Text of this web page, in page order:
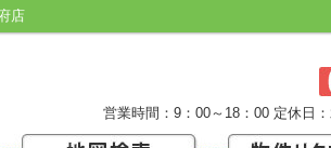
店
営業時間：9：00～18：00 定休日